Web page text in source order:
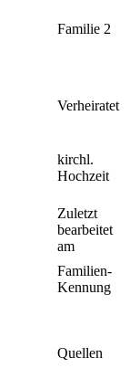
Familie 2
Verheiratet
kirchl.
Hochzeit
Zuletzt
bearbeitet
am
Familien-
Kennung
Quellen